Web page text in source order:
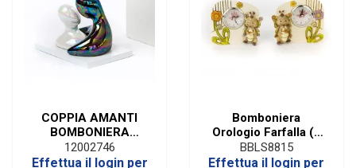
COPPIA AMANTI
BOMBONIERA
MATRIMONIO
SENTIMENTO CON
12002746
Effettua il login per
Bomboniera
Orologio Farfalla (2
PZ)
BBLS8815
Effettua il login per